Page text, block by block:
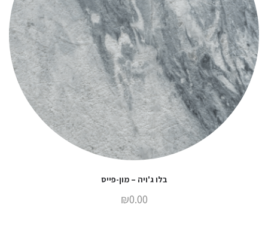
בלו ג'ויה – מון-פייס
₪0.00